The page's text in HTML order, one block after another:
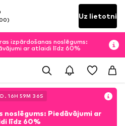
Uz lietotni
izpārdošanas noslēgums:
ar atlaidi līdz 60%
D. 16H 59M 34S
noslēgums: Piedāvājumi ar
līdz 60%